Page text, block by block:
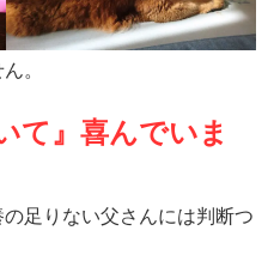
。
て』喜んでいま
足りない父さんには判断つ